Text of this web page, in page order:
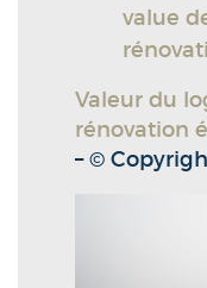
value
Valeur du
rénovation
– ©